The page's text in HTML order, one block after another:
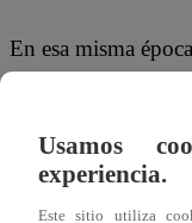
En esa misma
recibió la
9 papeles en
¡PERO ESO NO
Usamos
experiencia.
Este sitio utiliza